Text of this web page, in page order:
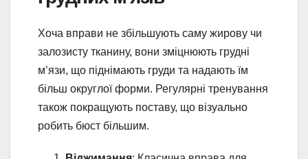
Хоча вправи не збільшують саму жирову чи
залозисту тканину, вони зміцнюють грудні
м’язи, що піднімають груди та надають їм
більш округлої форми. Регулярні тренування
також покращують поставу, що візуально
робить бюст більшим.